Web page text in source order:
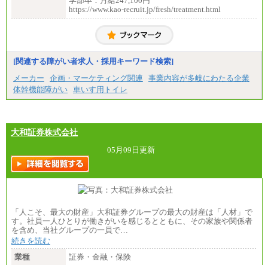
https://www.kao-recruit.jp/fresh/treatment.html
[関連する障がい者求人・採用キーワード検索]
メーカー
企画・マーケティング関連
事業内容が多岐にわたる企業
体幹機能障がい 車いす用トイレ
大和証券株式会社
05月09日更新
「人こそ、最大の財産」大和証券グループの最大の財産は「人材」で
す。社員一人ひとりが働きがいを感じるとともに、その家族や関係者
を含め、当社グループの一員で…
続きを読む
業種
証券・金融・保険